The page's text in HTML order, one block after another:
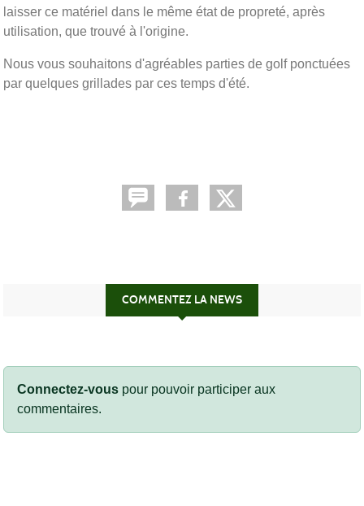
laisser ce matériel dans le même état de propreté, après
utilisation, que trouvé à l'origine.
Nous vous souhaitons d'agréables parties de golf ponctuées
par quelques grillades par ces temps d'été.
COMMENTEZ LA NEWS
Connectez-vous pour pouvoir participer aux
commentaires.